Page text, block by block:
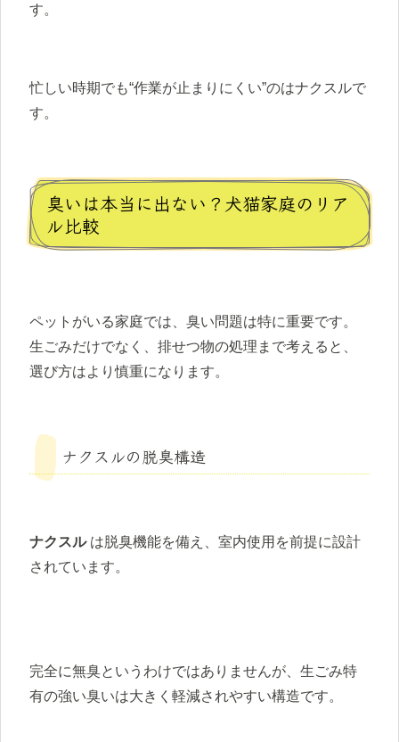
す。
忙しい時期でも“作業が止まりにくい”のはナクスルで
す。
臭いは本当に出ない？犬猫家庭のリア
ル比較
ペットがいる家庭では、臭い問題は特に重要です。
生ごみだけでなく、排せつ物の処理まで考えると、
選び方はより慎重になります。
ナクスルの脱臭構造
ナクスルは脱臭機能を備え、室内使用を前提に設計
されています。
完全に無臭というわけではありませんが、生ごみ特
有の強い臭いは大きく軽減されやすい構造です。